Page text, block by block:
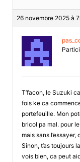
26 novembre 2025 à
T’facon, le Suzuki
fois ke ca
portefeuille. Mon
bricol pa mal. pour
mais sans
Sinon, t’as toujours
vois bien, ca peut